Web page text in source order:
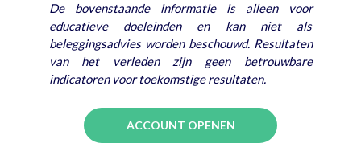
De bovenstaande informatie is alleen voor
educatieve doeleinden en kan niet als
beleggingsadvies worden beschouwd. Resultaten
van het verleden zijn geen betrouwbare
indicatoren voor toekomstige resultaten.
ACCOUNT OPENEN